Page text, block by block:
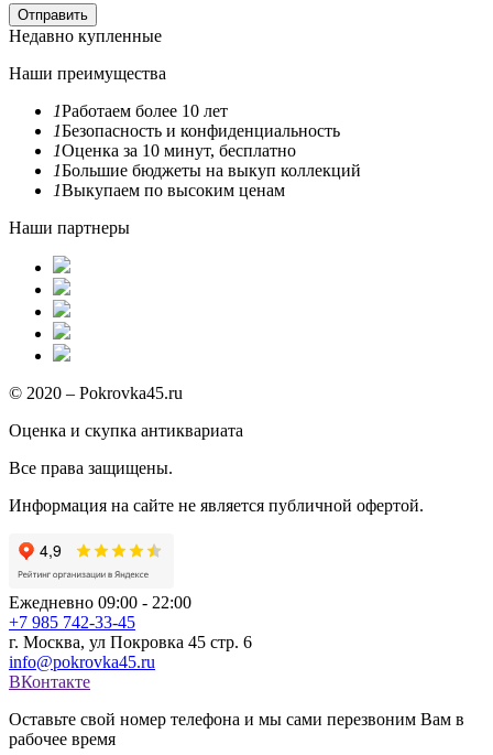
Отправить
Недавно купленные
Наши преимущества
1Работаем более 10 лет
1Безопасность и конфиденциальность
1Оценка за 10 минут, бесплатно
1Большие бюджеты на выкуп коллекций
1Выкупаем по высоким ценам
Наши партнеры
© 2020 – Pokrovka45.ru
Оценка и скупка антиквариата
Все права защищены.
Информация на сайте не является публичной офертой.
Ежедневно 09:00 - 22:00
+7 985 742-33-45
г. Москва, ул Покровка 45 стр. 6
info@pokrovka45.ru
ВКонтакте
Оставьте свой номер телефона и мы сами перезвоним Вам в
рабочее время